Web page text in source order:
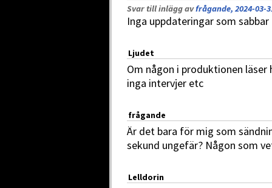
Svar till inlägg avfrågande, 2024-03-
Inga uppdateringar som
Ljudet
Om någon i produktionen läser
inga intervjer etc
frågande
Är det bara för mig som
sekund ungefär? Någon som
Lelldorin